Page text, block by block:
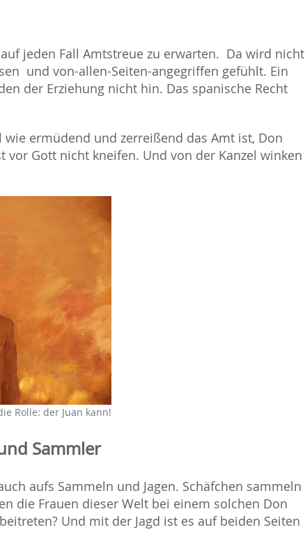
jeden Fall Amtstreue zu erwarten. Da wird nicht
und von-allen-Seiten-angegriffen gefühlt. Ein
der Erziehung nicht hin. Das spanische Recht
wie ermüdend und zerreißend das Amt ist, Don
vor Gott nicht kneifen. Und von der Kanzel winken
Rolle: der Juan kann!
Sammler
aufs Sammeln und Jagen. Schäfchen sammeln
die Frauen dieser Welt bei einem solchen Don
Und mit der Jagd ist es auf beiden Seiten